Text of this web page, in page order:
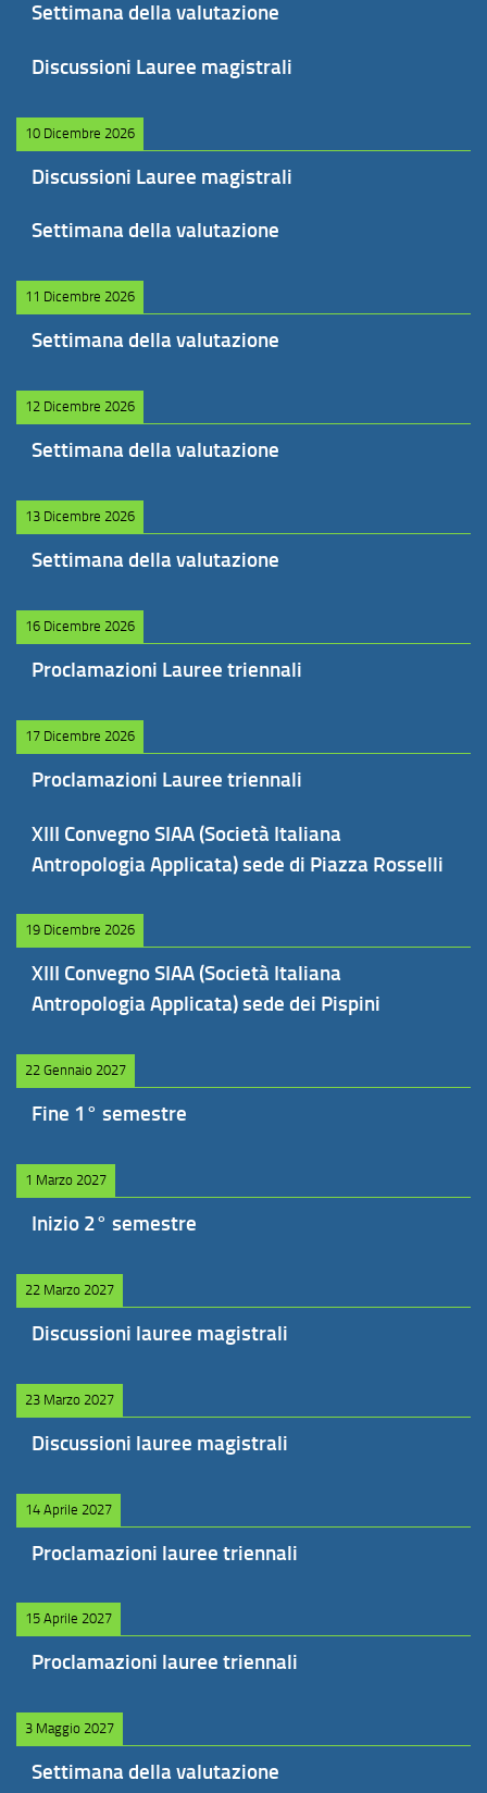
Settimana della valutazione
Discussioni Lauree magistrali
10 Dicembre 2026
Discussioni Lauree magistrali
Settimana della valutazione
11 Dicembre 2026
Settimana della valutazione
12 Dicembre 2026
Settimana della valutazione
13 Dicembre 2026
Settimana della valutazione
16 Dicembre 2026
Proclamazioni Lauree triennali
17 Dicembre 2026
Proclamazioni Lauree triennali
XIII Convegno SIAA (Società Italiana
Antropologia Applicata) sede di Piazza Rosselli
19 Dicembre 2026
XIII Convegno SIAA (Società Italiana
Antropologia Applicata) sede dei Pispini
22 Gennaio 2027
Fine 1° semestre
1 Marzo 2027
Inizio 2° semestre
22 Marzo 2027
Discussioni lauree magistrali
23 Marzo 2027
Discussioni lauree magistrali
14 Aprile 2027
Proclamazioni lauree triennali
15 Aprile 2027
Proclamazioni lauree triennali
3 Maggio 2027
Settimana della valutazione